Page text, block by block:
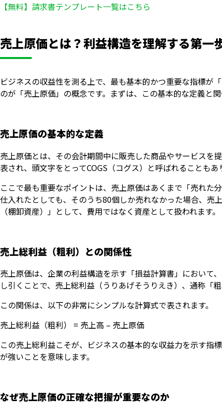
【無料】請求書テンプレート一覧はこちら
売上原価とは？利益構造を理解する第一
ビジネスの収益性を測る上で、最も基本的かつ重要な指標が
のが「売上原価」の概念です。まずは、この基本的な定義と
売上原価の基本的な定義
売上原価とは、その会計期間中に販売した商品やサービス
表され、頭文字をとってCOGS（コグス）と呼ばれることもあ
ここで最も重要なポイントは、売上原価はあくまで「売れた
仕入れたとしても、そのうち80個しか売れなかった場合、売
（棚卸資産）」として、費用ではなく資産として扱われます。
売上総利益（粗利）との関係性
売上原価は、企業の利益構造を示す「損益計算書」において
し引くことで、売上総利益（うりあげそうりえき）、通称「
この関係は、以下の非常にシンプルな計算式で表されます。
売上総利益（粗利） = 売上高 – 売上原価
この売上総利益こそが、ビジネスの基本的な収益力を示す指
が強いことを意味します。
なぜ売上原価の正確な把握が重要なのか